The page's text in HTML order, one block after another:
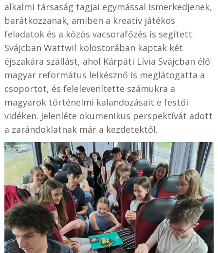
alkalmi társaság tagjai egymással ismerkedjenek,
barátkozzanak, amiben a kreatív játékos
feladatok és a közös vacsorafőzés is segített.
Svájcban Wattwil kolostorában kaptak két
éjszakára szállást, ahol Kárpáti Lívia Svájcban élő
magyar református lelkésznő is meglátogatta a
csoportot, és felelevenítette számukra a
magyarok történelmi kalandozásait e festői
vidéken. Jelenléte ökumenikus perspektívát adott
a zarándoklatnak már a kezdetektől.